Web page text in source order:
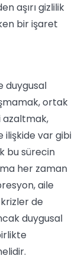
aşırı gizlilik
bir işaret
duygusal
ortak
azaltmak,
ilişkide var gibi
bu sürecin
her zaman
aile
de
duygusal